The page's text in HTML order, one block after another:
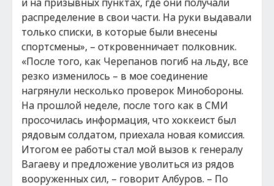
распределение в свои части. На руки выдавали
только списки, в которые были внесены
спортсмены», – откровенничает полковник.
«После того, как Черепанов погиб на льду, все
резко изменилось – в мое соединение
нагрянули несколько проверок Минобороны.
На прошлой неделе, после того как в СМИ
просочилась информация, что хоккеист был
рядовым солдатом, приехала новая комиссия.
Итогом ее работы стал мой вызов к генералу
Вагаеву и предложение уволиться из рядов
вооруженных сил, – говорит Албуров. – По